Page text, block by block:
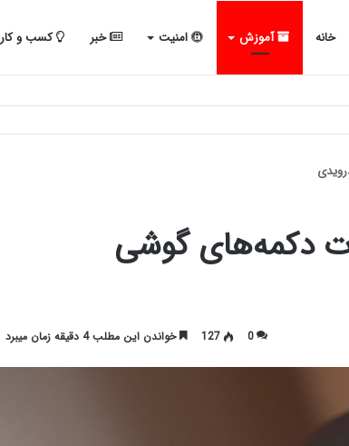
خانه آموزش امنیت خبر کسب و کار
دکمه‌های گوشی
0
127 خواندن این مطلب 4 دقیقه زمان میبرد